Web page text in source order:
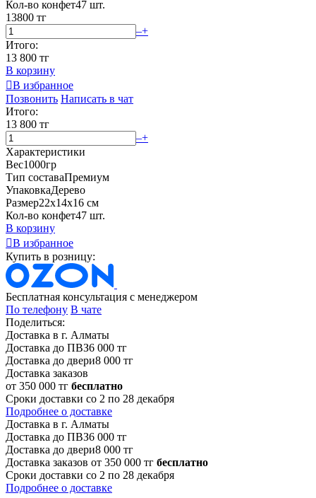
Кол-во конфет47 шт.
13800 тг
–+
Итого:
13 800 тг
В корзину
В избранное
Позвонить Написать в чат
Итого:
13 800 тг
–+
Характеристики
Вес1000гр
Тип составаПремиум
УпаковкаДерево
Размер22х14х16 см
Кол-во конфет47 шт.
В корзину
В избранное
Купить в розницу:
Бесплатная консультация с менеджером
По телефону В чате
Поделиться:
Доставка в г. Алматы
Доставка до ПВЗ6 000 тг
Доставка до двери8 000 тг
Доставка заказов
от 350 000 тг бесплатно
Сроки доставки со 2 по 28 декабря
Подробнее о доставке
Доставка в г. Алматы
Доставка до ПВЗ6 000 тг
Доставка до двери8 000 тг
Доставка заказов от 350 000 тг бесплатно
Сроки доставки со 2 по 28 декабря
Подробнее о доставке